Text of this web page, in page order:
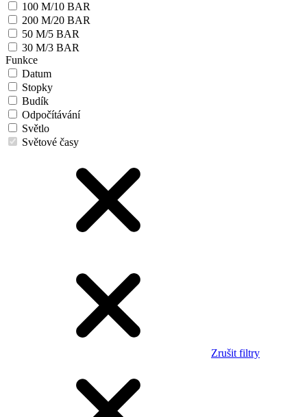
100 M/10 BAR
200 M/20 BAR
50 M/5 BAR
30 M/3 BAR
Funkce
Datum
Stopky
Budík
Odpočítávání
Světlo
Světové časy
Zrušit filtry